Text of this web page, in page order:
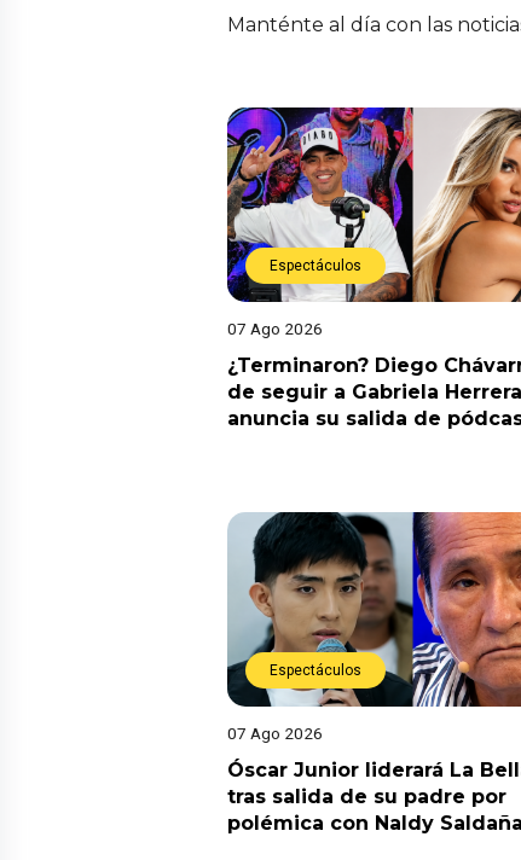
Manténte al día con las
Espectáculos
07 Ago 2026
¿Terminaron? Diego
de seguir a Gabriela
anuncia su salida de
Espectáculos
07 Ago 2026
Óscar Junior liderará La
tras salida de su padre por
polémica con Naldy Saldaña